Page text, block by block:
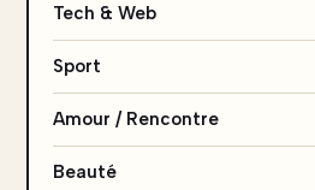
Tech & Web
Sport
Amour / Rencontre
Beauté